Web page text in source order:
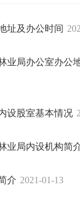
址及办公时间
业局办公室办公
设股室基本情况
业局内设机构简
介 2021-01-13